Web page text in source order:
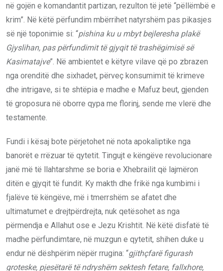
në gojën e komandantit partizan, rezulton të jetë “pëllëmbë e
krim”. Në këtë përfundim mbërrihet natyrshëm pas pikasjes
së një toponimie si: “pishina ku u mbyt bejleresha plakë
Gjyslihan, pas përfundimit të gjyqit të trashëgimisë së
Kasimatajve”. Në ambientet e këtyre vilave që po zbrazen
nga orenditë dhe sixhadet, përveç konsumimit të krimeve
dhe intrigave, si te shtëpia e madhe e Mafuz beut, gjenden
të groposura në oborre qypa me florinj, sende me vlerë dhe
testamente.
Fundi i kësaj bote përjetohet në nota apokaliptike nga
banorët e rrëzuar të qytetit. Tingujt e këngëve revolucionare
janë më të llahtarshme se boria e Xhebrailit që lajmëron
ditën e gjyqit të fundit. Ky makth dhe frikë nga kumbimi i
fjalëve të këngëve, më i tmerrshëm se afatet dhe
ultimatumet e drejtpërdrejta, nuk qetësohet as nga
përmendja e Allahut ose e Jezu Krishtit. Në këtë disfatë të
madhe përfundimtare, në muzgun e qytetit, shihen duke u
endur në dëshpërim nëpër rrugina: “gjithçfarë figurash
groteske, pjesëtarë të ndryshëm sektesh fetare, fallxhore,